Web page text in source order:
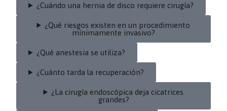
¿Cuándo una hernia de disco requiere cirugía?
¿Qué riesgos existen en un procedimiento
mínimamente invasivo?
¿Qué anestesia se utiliza?
¿Cuánto tarda la recuperación?
¿La cirugía endoscópica deja cicatrices
grandes?